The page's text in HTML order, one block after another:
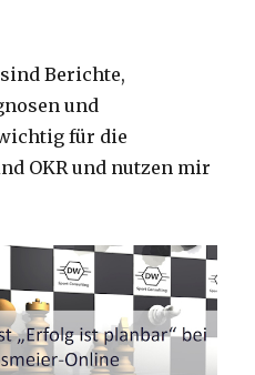
Berichte,
und
für die
OKR und nutzen mir